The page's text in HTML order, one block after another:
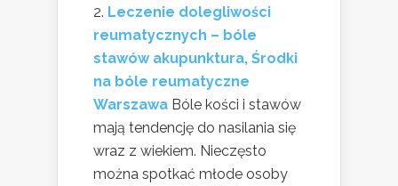
Leczenie dolegliwości
reumatycznych – bóle
stawów akupunktura, Środki
na bóle reumatyczne
Warszawa Bóle kości i stawów
mają tendencję do nasilania się
wraz z wiekiem. Nieczęsto
można spotkać młode osoby